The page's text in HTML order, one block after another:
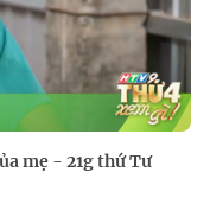
mẹ - 21g thứ Tư